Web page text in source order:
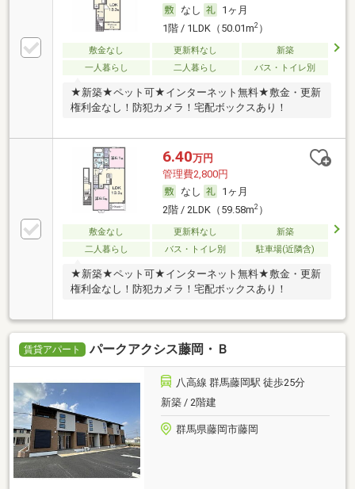
なし
1ヶ月
1階 / 1LDK（50.01m2）
敷金なし 更新料なし
新築
一人暮らし
二人暮らし バス・トイレ別
★新築★ペット可★インターネット無料★敷金・更新
権利金なし！防犯カメラ！宅配ボックスあり！
6.40万円
管理費2,800円
なし
1ヶ月
2階 / 2LDK（59.58m2）
敷金なし 更新料なし
新築
二人暮らし
バス・トイレ別 駐車場(近隣含)
★新築★ペット可★インターネット無料★敷金・更新
権利金なし！防犯カメラ！宅配ボックスあり！
賃貸アパート パークアクシス藤岡・Ｂ
八高線 群馬藤岡駅 徒歩25分
新築 / 2階建
群馬県藤岡市藤岡